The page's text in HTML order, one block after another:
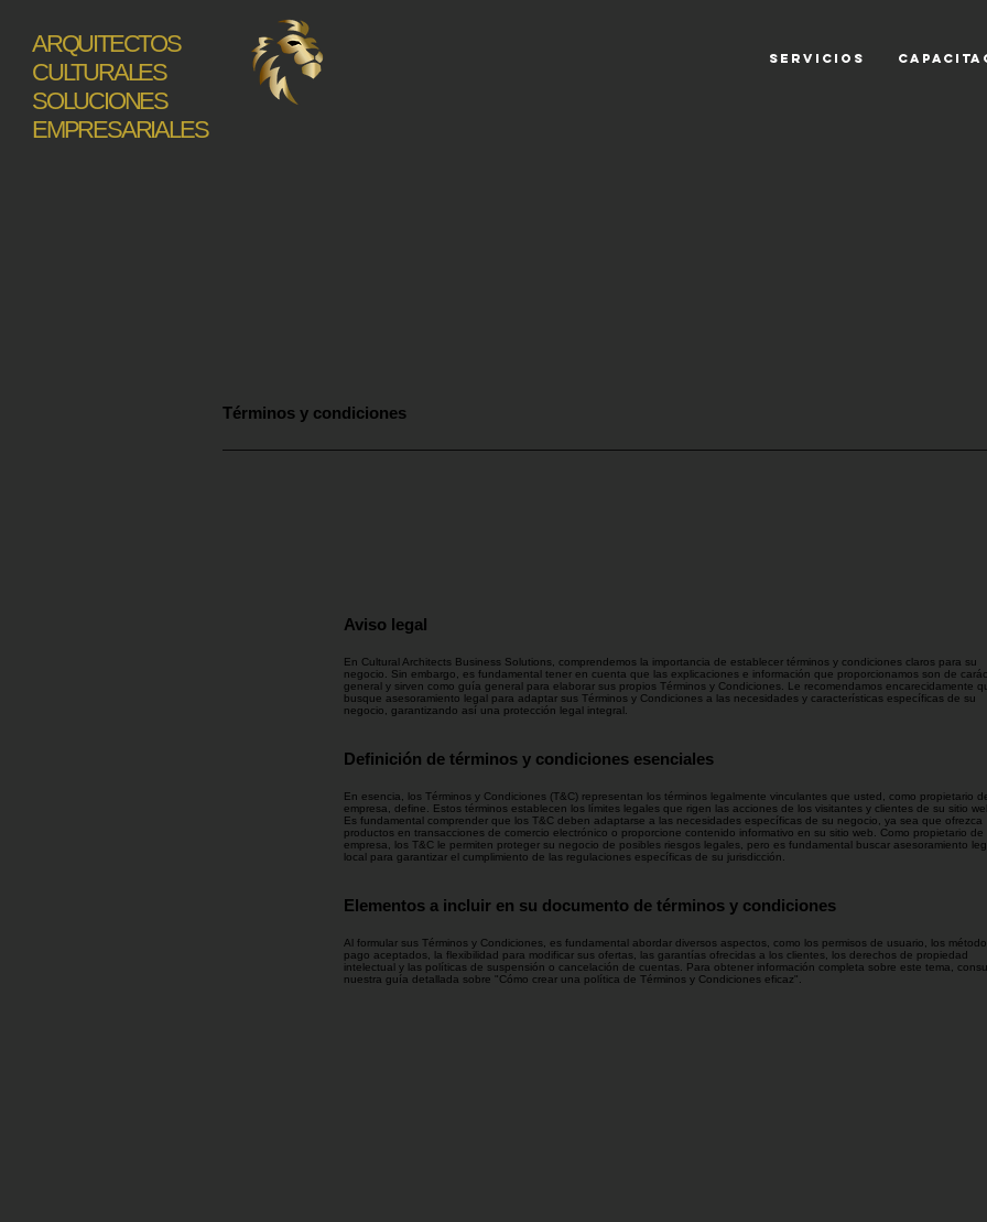
ARQUITECTOS
CULTURALES
SOLUCIONES
EMPRESARIALES
SERVICIOS
Términos y condiciones
Aviso legal
En Cultural Architects Business Solutions, comprendemos la importancia de establecer términos y condiciones claros para su
negocio. Sin embargo, es fundamental tener en cuenta que las explicaciones e información que proporcionamos son de
general y sirven como guía general para elaborar sus propios Términos y Condiciones. Le recomendamos encarecidamente
busque asesoramiento legal para adaptar sus Términos y Condiciones a las necesidades y características específicas de su
negocio, garantizando así una protección legal integral.
Definición de términos y condiciones esenciales
En esencia, los Términos y Condiciones (T&C) representan los términos legalmente vinculantes que usted, como propietario
empresa, define. Estos términos establecen los límites legales que rigen las acciones de los visitantes y clientes de su sitio
Es fundamental comprender que los T&C deben adaptarse a las necesidades específicas de su negocio, ya sea que ofrezca
productos en transacciones de comercio electrónico o proporcione contenido informativo en su sitio web. Como propietario de
empresa, los T&C le permiten proteger su negocio de posibles riesgos legales, pero es fundamental buscar asesoramiento
local para garantizar el cumplimiento de las regulaciones específicas de su jurisdicción.
Elementos a incluir en su documento de términos y condiciones
Al formular sus Términos y Condiciones, es fundamental abordar diversos aspectos, como los permisos de usuario, los
pago aceptados, la flexibilidad para modificar sus ofertas, las garantías ofrecidas a los clientes, los derechos de propiedad
intelectual y las políticas de suspensión o cancelación de cuentas. Para obtener información completa sobre este tema,
nuestra guía detallada sobre "Cómo crear una política de Términos y Condiciones eficaz".